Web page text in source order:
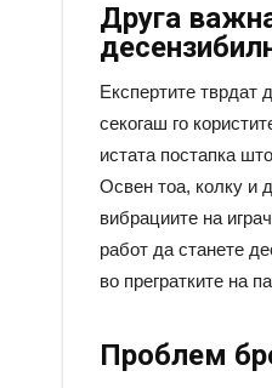
Друга
Експертите тврдат
секогаш го
истата постапка
Освен тоа, колку и
вибрациите на
работ да станете
во прегратките на
Проблем